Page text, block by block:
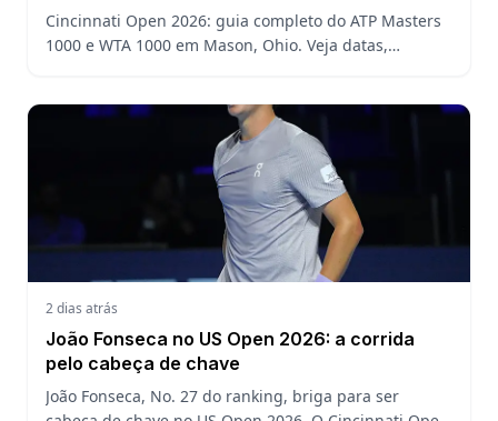
Cincinnati Open 2026: guia completo do ATP Masters
1000 e WTA 1000 em Mason, Ohio. Veja datas,
2 dias atrás
João Fonseca no US Open 2026: a corrida
pelo cabeça de chave
João Fonseca, No. 27 do ranking, briga para ser